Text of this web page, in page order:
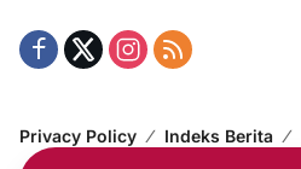
Privacy Policy Indeks Berita